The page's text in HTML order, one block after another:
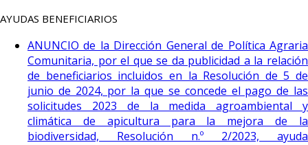
AYUDAS BENEFICIARIOS
ANUNCIO de la Dirección General de Política Agraria
Comunitaria, por el que se da publicidad a la relación
de beneficiarios incluidos en la Resolución de 5 de
junio de 2024, por la que se concede el pago de las
solicitudes 2023 de la medida agroambiental y
climática de apicultura para la mejora de la
biodiversidad, Resolución n.º 2/2023, ayuda